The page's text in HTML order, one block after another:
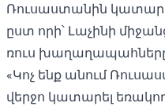
Ռուսաստանին
ըստ որի՝ Լաչինի
ռուս
«Կոչ ենք անում
վերջո կատարել